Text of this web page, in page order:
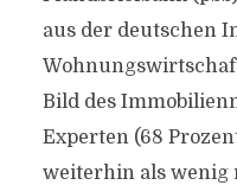
aus der deutschen
Bild des
Experten (68
weiterhin als wenig